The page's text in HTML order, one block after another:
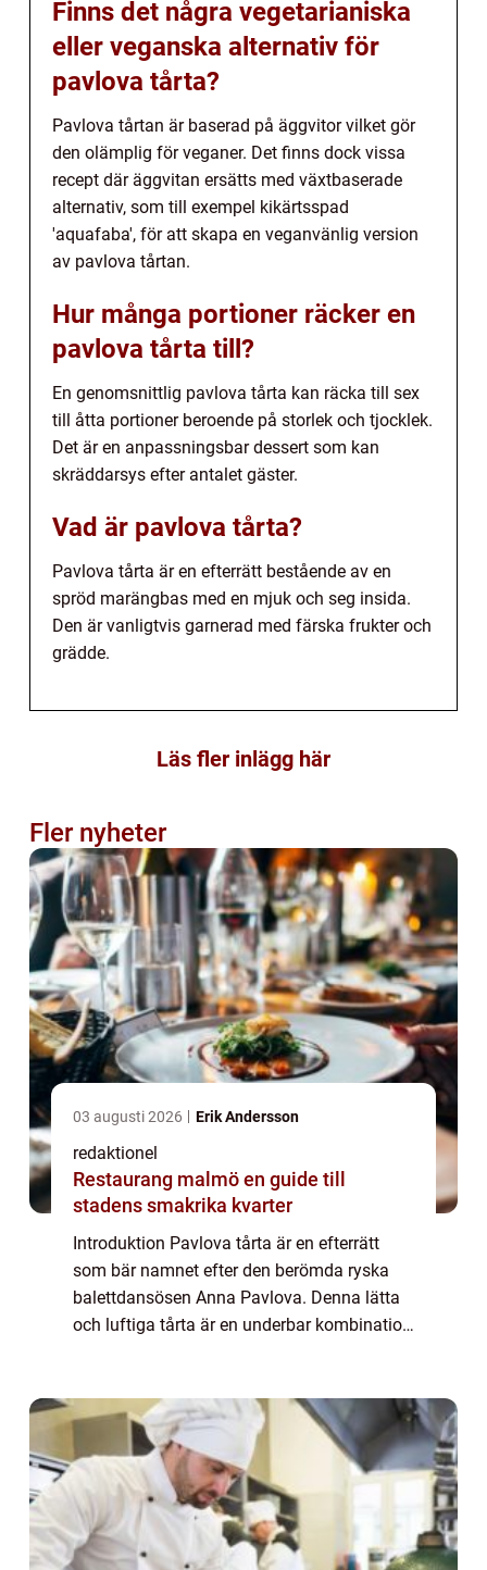
Finns det några vegetarianiska
eller veganska alternativ för
pavlova tårta?
Pavlova tårtan är baserad på äggvitor vilket gör
den olämplig för veganer. Det finns dock vissa
recept där äggvitan ersätts med växtbaserade
alternativ, som till exempel kikärtsspad
'aquafaba', för att skapa en veganvänlig version
av pavlova tårtan.
Hur många portioner räcker en
pavlova tårta till?
En genomsnittlig pavlova tårta kan räcka till sex
till åtta portioner beroende på storlek och tjocklek.
Det är en anpassningsbar dessert som kan
skräddarsys efter antalet gäster.
Vad är pavlova tårta?
Pavlova tårta är en efterrätt bestående av en
spröd marängbas med en mjuk och seg insida.
Den är vanligtvis garnerad med färska frukter och
grädde.
Läs fler inlägg här
Fler nyheter
03 augusti 2026 Erik Andersson
redaktionel
Restaurang malmö en guide till
stadens smakrika kvarter
Introduktion Pavlova tårta är en efterrätt
som bär namnet efter den berömda ryska
balettdansösen Anna Pavlova. Denna lätta
och luftiga tårta är en underbar kombination
ol...